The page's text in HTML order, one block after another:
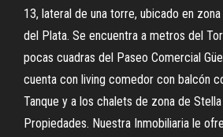
13, lateral de una torre, ubicado en
del Plata. Se encuentra a metros del
pocas cuadras del Paseo Comercial
cuenta con living comedor con balcón
Tanque y a los chalets de zona de
Propiedades. Nuestra Inmobiliaria le